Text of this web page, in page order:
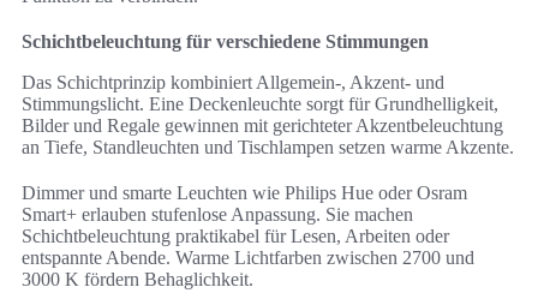
Schichtbeleuchtung für verschiedene Stimmungen
Das Schichtprinzip kombiniert Allgemein-, Akzent- und
Stimmungslicht. Eine Deckenleuchte sorgt für Grundhelligkeit,
Bilder und Regale gewinnen mit gerichteter Akzentbeleuchtung
an Tiefe, Standleuchten und Tischlampen setzen warme Akzente.
Dimmer und smarte Leuchten wie Philips Hue oder Osram
Smart+ erlauben stufenlose Anpassung. Sie machen
Schichtbeleuchtung praktikabel für Lesen, Arbeiten oder
entspannte Abende. Warme Lichtfarben zwischen 2700 und
3000 K fördern Behaglichkeit.